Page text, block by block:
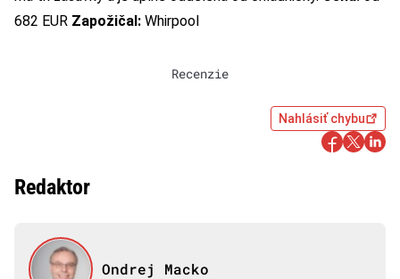
682 EUR Zapožičal: Whirpool
Recenzie
Nahlásiť chybu
Redaktor
Ondrej Macko